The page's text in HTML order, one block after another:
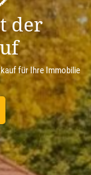
der
für Ihre Immobilie